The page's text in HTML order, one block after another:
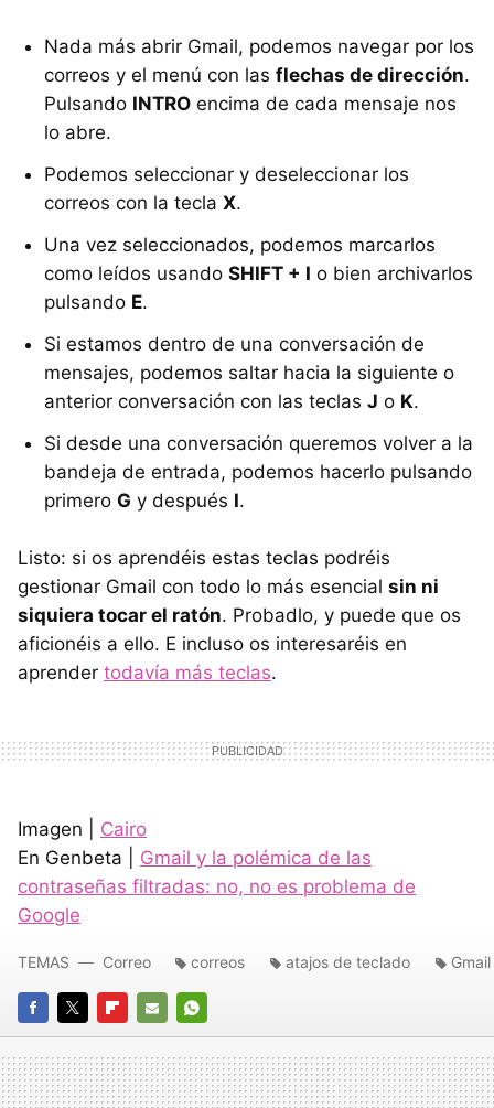
Nada más abrir Gmail, podemos navegar por los
correos y el menú con las flechas de dirección.
Pulsando INTRO encima de cada mensaje nos
lo abre.
Podemos seleccionar y deseleccionar los
correos con la tecla X.
Una vez seleccionados, podemos marcarlos
como leídos usando SHIFT + I o bien archivarlos
pulsando E.
Si estamos dentro de una conversación de
mensajes, podemos saltar hacia la siguiente o
anterior conversación con las teclas J o K.
Si desde una conversación queremos volver a la
bandeja de entrada, podemos hacerlo pulsando
primero G y después I.
Listo: si os aprendéis estas teclas podréis
gestionar Gmail con todo lo más esencial sin ni
siquiera tocar el ratón. Probadlo, y puede que os
aficionéis a ello. E incluso os interesaréis en
aprender todavía más teclas.
Imagen | Cairo
En Genbeta | Gmail y la polémica de las
contraseñas filtradas: no, no es problema de
Google
FACEBOOK
TWITTERFLIPBOARD
E-
MAIL
WHATSAPP
TEMAS Correo correos atajos de teclado Gmail